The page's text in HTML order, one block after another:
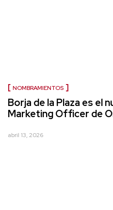
NOMBRAMIENTOS
Borja de la Plaza es el
Marketing Officer de
abril 13, 2026